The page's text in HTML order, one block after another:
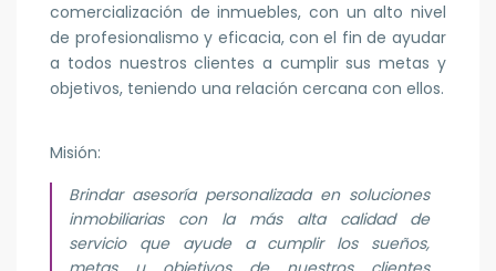
comercialización de inmuebles, con un alto nivel
de profesionalismo y eficacia, con el fin de ayudar
a todos nuestros clientes a cumplir sus metas y
objetivos, teniendo una relación cercana con ellos.
Misión:
Brindar asesoría personalizada en soluciones
inmobiliarias con la más alta calidad de
servicio que ayude a cumplir los sueños,